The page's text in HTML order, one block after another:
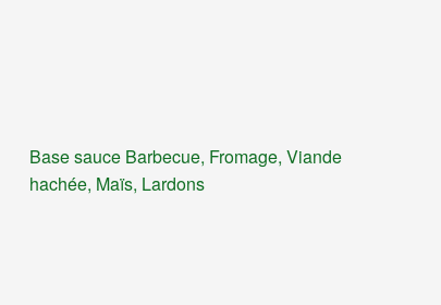
Base sauce Barbecue, Fromage, Viande
hachée, Maïs, Lardons